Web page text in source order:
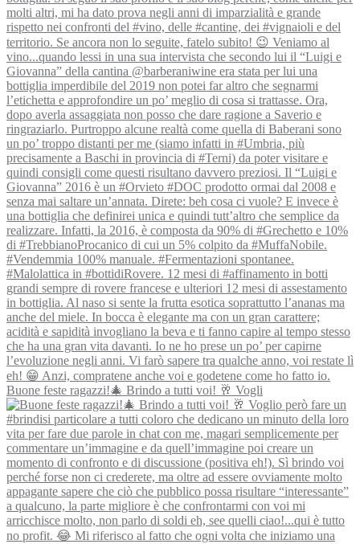
Buone feste ragazzi!🎄 Brindo a tutti voi! 🥂 Vogli